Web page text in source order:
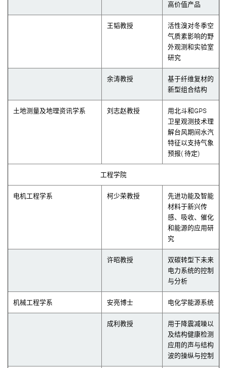
高价值产品
王韬教授
活性溴对冬季空
气质素影响的野
外观测和实验室
研究
余涛教授
基于纤维复材的
新型组合结构
土地测量及地理资讯学系 刘志赵教授
用北斗和GPS
卫星观测技术理
解台风期间水汽
特征以支持气象
预报( 待定)
工程学院
电机工程学系 柯少荣教授
先进功能及智能
材料于新兴传
感、吸收、催化
和能源的应用研
究
许昭教授
双碳转型下未来
电力系统的控制
与分析
机械工程学系 安亮博士 电化学能源系统
成利教授
用于降震减噪以
及结构健康检测
应用的声与结构
波的操纵与控制